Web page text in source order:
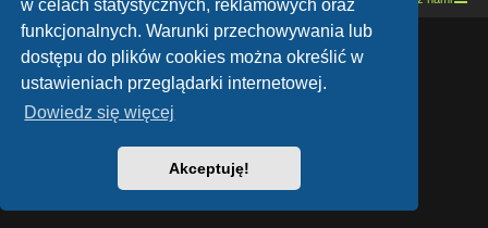
w celach statystycznych, reklamowych oraz
funkcjonalnych. Warunki przechowywania lub
dostępu do plików cookies można określić w
ustawieniach przeglądarki internetowej.
Dowiedz się więcej
Akceptuję!
Co-Author:MannixMD
Technologię dostarczaphpBB
® Forum Software © phpBB Limited
Polski pakiet językowy dostarcza
Zasady ochrony danych osobowych